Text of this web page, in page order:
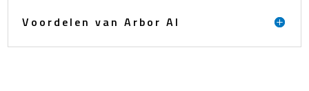
Voordelen van Arbor AI